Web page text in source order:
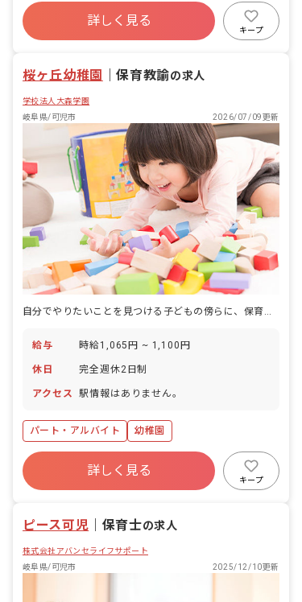
詳しく見る
キープ
桜ヶ丘幼稚園 ｜保育教諭の求人
学校法人大森学園
岐阜県/可児市
2026/07/09更新
自分でやりたいことを見つける子どもの傍らに、保育教諭として立てる仕事がある。
給与 時給1,065円 ~ 1,100円
休日 完全週休2日制
アクセス 駅情報はありません。
パート・アルバイト 幼稚園
詳しく見る
キープ
ピース可児 保育士の求人
株式会社アバンセライフサポート
岐阜県/可児市
2025/12/10更新